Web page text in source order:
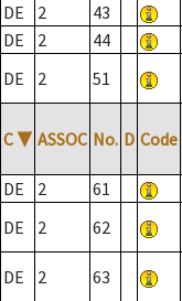
DE
2 43
DE
2 44
DE
2 51
C ▼ ASSOC No. D Code
DE 2 61
DE
2 62
DE 2 63